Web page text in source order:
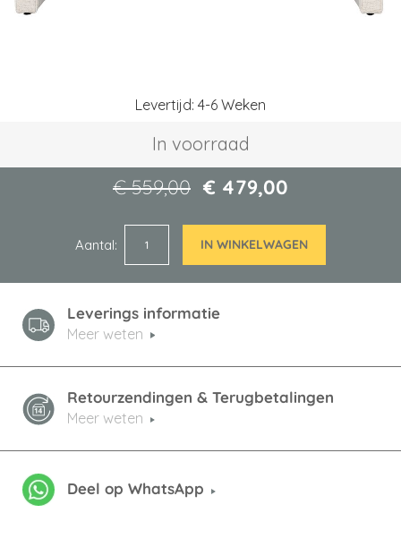
Levertijd: 4-6 Weken
In voorraad
€ 479,00
€ 559,00
Aantal IN WINKELWAGEN
Leverings informatie
Meer weten
Retourzendingen & Terugbetalingen
Meer weten
Deel op WhatsApp